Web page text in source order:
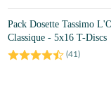
Pack Dosette Tassimo
Classique - 5x16 T-Discs
(41)